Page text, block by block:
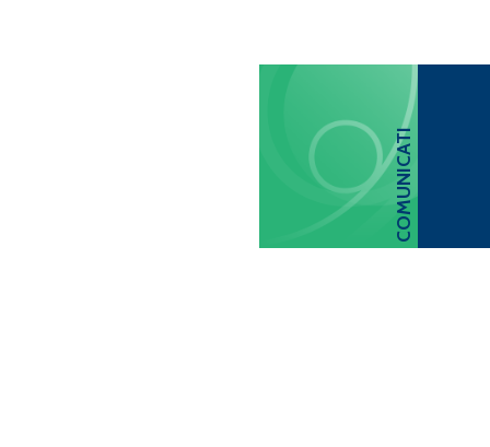
COMUNICATI